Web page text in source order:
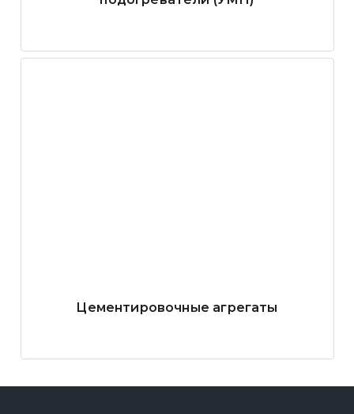
Цементировочные агрегаты